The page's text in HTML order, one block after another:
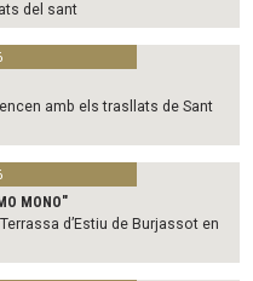
del sant
amb els trasllats de Sant
MONO"
d’Estiu de Burjassot en